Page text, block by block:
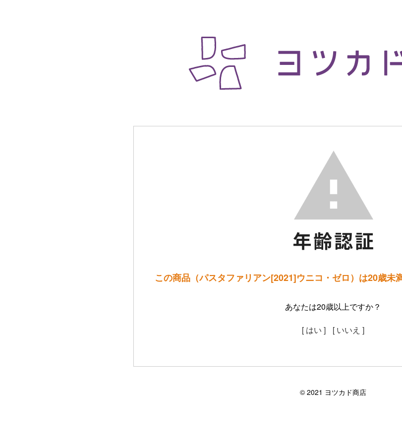
この商品（パスタファリアン[2021]ウニコ・ゼロ）は20歳未
あなたは20歳以上ですか？
[ はい ] [ いいえ ]
©︎ 2021 ヨツカド商店